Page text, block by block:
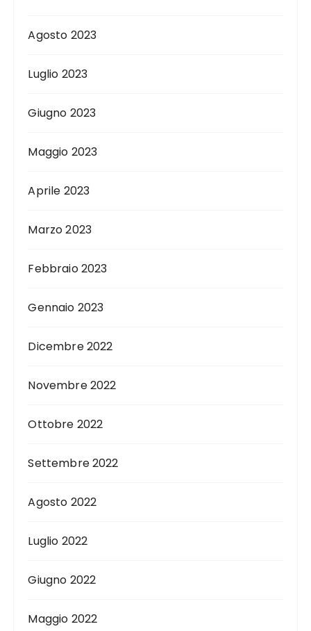
Agosto 2023
Luglio 2023
Giugno 2023
Maggio 2023
Aprile 2023
Marzo 2023
Febbraio 2023
Gennaio 2023
Dicembre 2022
Novembre 2022
Ottobre 2022
Settembre 2022
Agosto 2022
Luglio 2022
Giugno 2022
Maggio 2022